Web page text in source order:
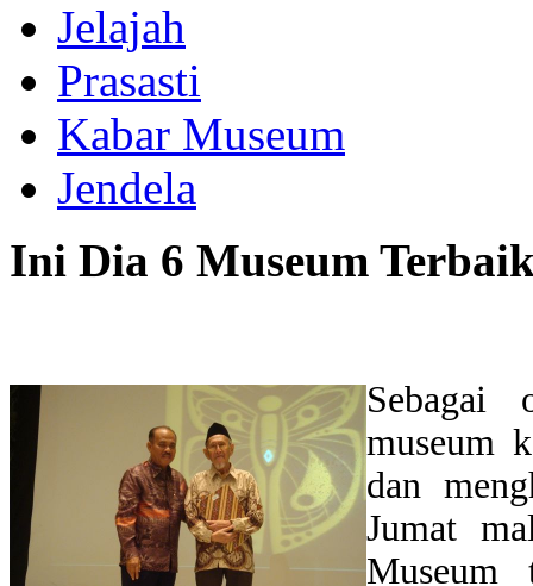
Jelajah
Prasasti
Kabar Museum
Jendela
Ini Dia 6 Museum
Sebagai
museum
dan
Jumat
Museum